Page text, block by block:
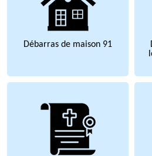
Débarras de maison 91